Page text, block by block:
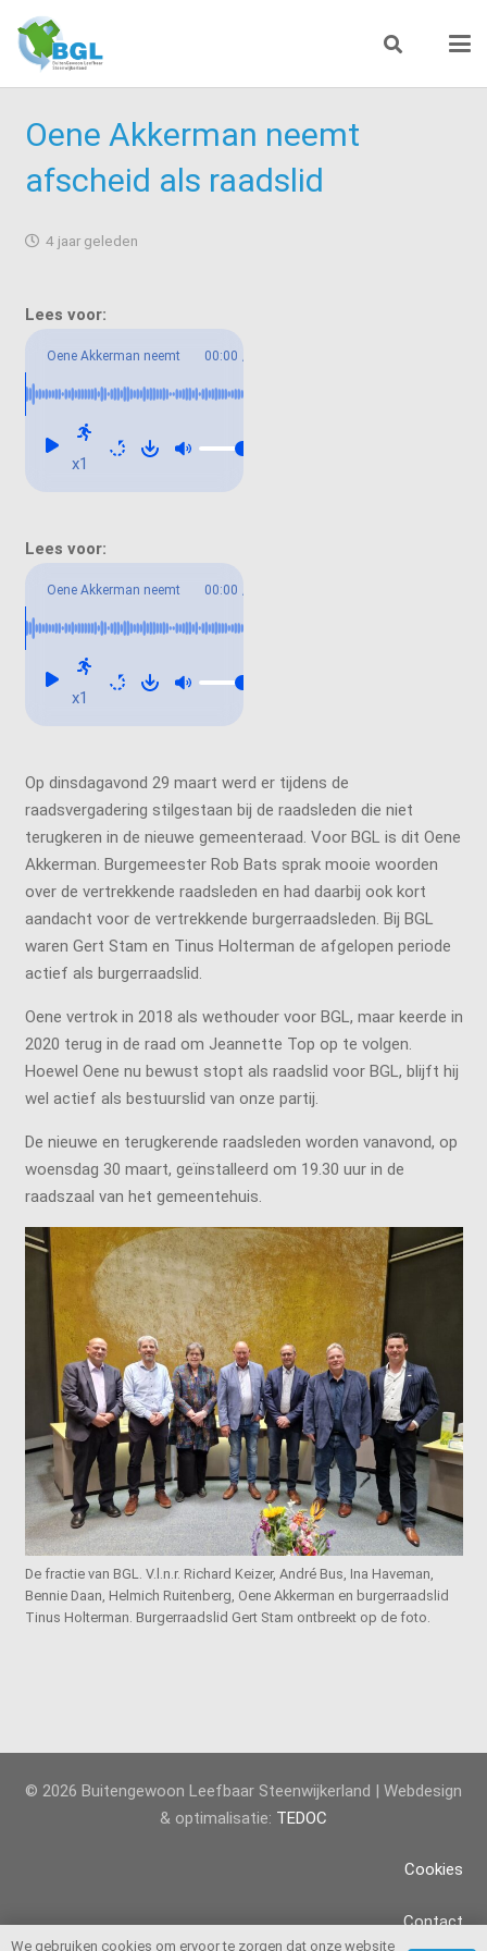
Oene Akkerman neemt
afscheid als raadslid
4 jaar geleden
Oene Akkerman neemt
afscheid als raadslid
00:00
x1
Oene Akkerman neemt
afscheid als raadslid
00:00
x1
Op dinsdagavond 29 maart werd er tijdens de
raadsvergadering stilgestaan bij de raadsleden die niet
terugkeren in de nieuwe gemeenteraad. Voor BGL is dit Oene
Akkerman. Burgemeester Rob Bats sprak mooie woorden
over de vertrekkende raadsleden en had daarbij ook kort
aandacht voor de vertrekkende burgerraadsleden. Bij BGL
waren Gert Stam en Tinus Holterman de afgelopen periode
actief als burgerraadslid.
Oene vertrok in 2018 als wethouder voor BGL, maar keerde in
2020 terug in de raad om Jeannette Top op te volgen.
Hoewel Oene nu bewust stopt als raadslid voor BGL, blijft hij
wel actief als bestuurslid van onze partij.
De nieuwe en terugkerende raadsleden worden vanavond, op
woensdag 30 maart, geïnstalleerd om 19.30 uur in de
raadszaal van het gemeentehuis.
De fractie van BGL. V.l.n.r. Richard Keizer, André Bus, Ina Haveman,
Bennie Daan, Helmich Ruitenberg, Oene Akkerman en burgerraadslid
Tinus Holterman. Burgerraadslid Gert Stam ontbreekt op de foto.
© 2026 Buitengewoon Leefbaar Steenwijkerland | Webdesign
& optimalisatie: TEDOC
Cookies
Contact
We gebruiken cookies om ervoor te zorgen dat onze website